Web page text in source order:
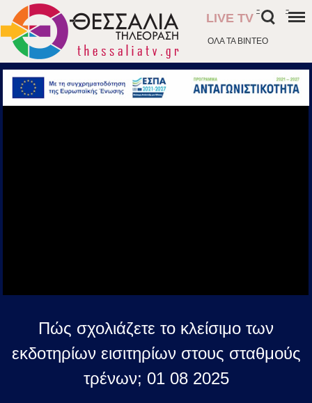
ΟΛΑ ΤΑ ΒΙΝΤΕΟ
LIVE TV
- -
Πώς σχολιάζετε το κλείσιμο των
εκδοτηρίων εισιτηρίων στους σταθμούς
τρένων; 01 08 2025